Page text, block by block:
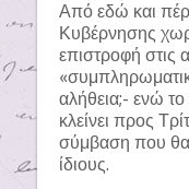
Από εδώ και
Κυβέρνησης
επιστροφή στις
αλήθεια;- ενώ
κλείνει προς
σύμβαση που θα
ίδιους.